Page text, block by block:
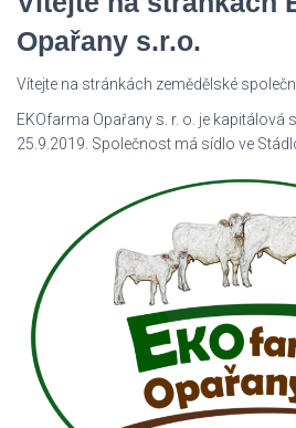
Opařany s.r.o.
Vítejte na stránkách zemědělské
EKOfarma Opařany s. r. o. je kapitálová
25.9.2019. Společnost má sídlo ve